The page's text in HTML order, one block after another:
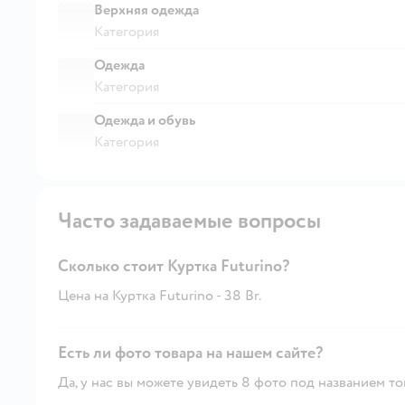
Верхняя одежда
Категория
Одежда
Категория
Одежда и обувь
Категория
Часто задаваемые вопросы
Сколько стоит Куртка Futurino?
Цена на Куртка Futurino - 38 Br.
Есть ли фото товара на нашем сайте?
Да, у нас вы можете увидеть 8 фото под названием